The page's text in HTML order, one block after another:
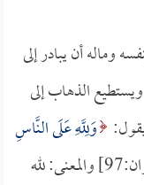
وماله أن يبادر إلى
الذهاب إلى
وَلِلَّهِ عَلَى النَّاسِ
[آل عمران:97] والمعنى: لله